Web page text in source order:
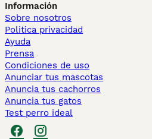
Información
Sobre nosotros
Politica privacidad
Ayuda
Prensa
Condiciones de uso
Anunciar tus mascotas
Anuncia tus cachorros
Anuncia tus gatos
Test perro ideal